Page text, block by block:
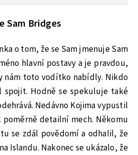
Sam Bridges
o tom, že se Sam jmenuje Sam
hlavní postavy a je pravdou,
nám toto vodítko nabídly. Nikdo
spojit. Hodně se spekuluje také
Nedávno Kojima vypustil
detailní mech. Někomu
se zdál povědomí a odhalil, že
Islandu. Nakonec se ukázalo, že